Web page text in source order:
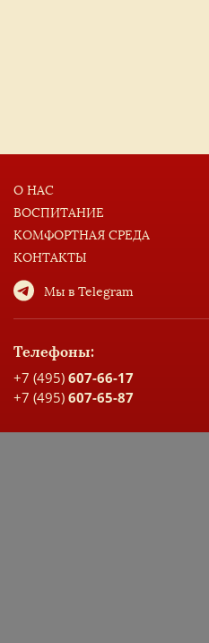
О НАС
ВОСПИТАНИЕ
КОМФОРТНАЯ СРЕДА
КОНТАКТЫ
Мы в Telegram
Телефоны:
+7 (495) 607-66-17
+7 (495) 607-65-87